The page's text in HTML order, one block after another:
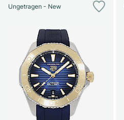
Ungetragen - New